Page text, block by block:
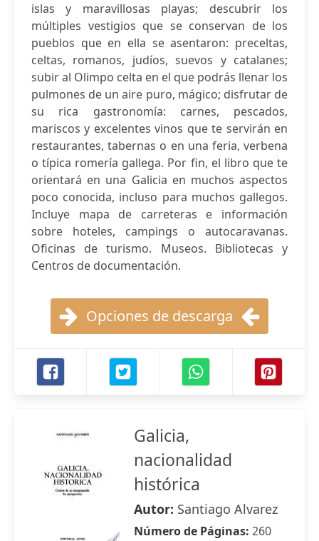
islas y maravillosas playas; descubrir los
múltiples vestigios que se conservan de los
pueblos que en ella se asentaron: preceltas,
celtas, romanos, judíos, suevos y catalanes;
subir al Olimpo celta en el que podrás llenar los
pulmones de un aire puro, mágico; disfrutar de
su rica gastronomía: carnes, pescados,
mariscos y excelentes vinos que te servirán en
restaurantes, tabernas o en una feria, verbena
o típica romería gallega. Por fin, el libro que te
orientará en una Galicia en muchos aspectos
poco conocida, incluso para muchos gallegos.
Incluye mapa de carreteras e información
sobre hoteles, campings o autocaravanas.
Oficinas de turismo. Museos. Bibliotecas y
Centros de documentación.
Opciones de descarga
Galicia,
nacionalidad
histórica
Autor: Santiago Alvarez
Número de Páginas: 260